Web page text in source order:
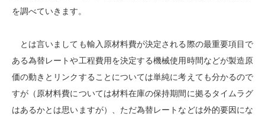
を調べていきます。
とは言いましても輸入原材料費が決定される際の最重要項目で
ある為替レートや工程費用を決定する機械使用時間などが製造原
価の動きとリンクすることについては単純に考えても分かるので
すが（原材料費については材料在庫の保持期間に拠るタイムラグ
はあるかとは思いますが）、ただ為替レートなどは外的要因にな